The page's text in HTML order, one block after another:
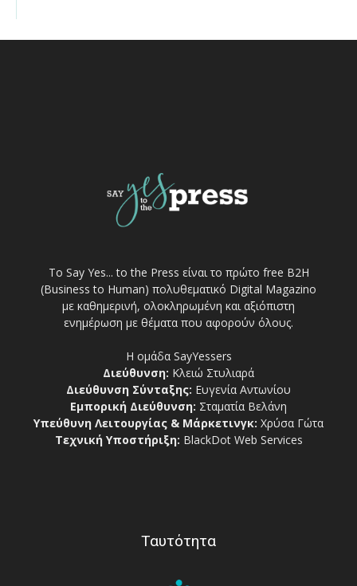
Το Say Yes... to the Press είναι το πρώτο free Β2Η
(Business to Human) πολυθεματικό Digital Magazino
με καθημερινή, ολοκληρωμένη και αξιόπιστη
ενημέρωση με θέματα που αφορούν όλους.
Η ομάδα SayYessers
Διεύθυνση: Κλειώ Στυλιαρά
Διεύθυνση Σύνταξης: Ευγενία Αντωνίου
Εμπορική Διεύθυνση: Σταματία Βελάνη
Υπεύθυνη Λειτουργίας & Μάρκετινγκ: Χρύσα Γώτα
Τεχνική Υποστήριξη: BlackDot Web Services
Ταυτότητα